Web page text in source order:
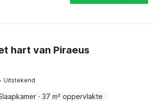
hart van Piraeus
· Uitstekend
· 37 m² oppervlakte